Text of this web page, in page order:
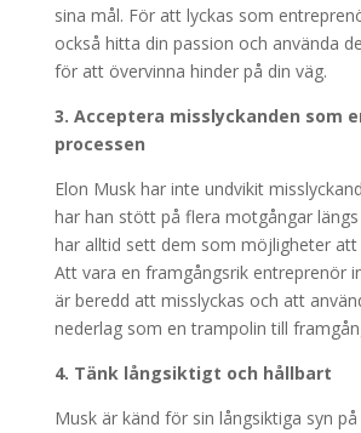
sina mål. För att lyckas som
också hitta din passion och använda
för att övervinna hinder på din väg.
3. Acceptera misslyckanden som
processen
Elon Musk har inte undvikit
har han stött på flera motgångar
har alltid sett dem som möjligheter att
Att vara en framgångsrik entreprenör
är beredd att misslyckas och att
nederlag som en trampolin till
4. Tänk långsiktigt och hållbart
Musk är känd för sin långsiktiga syn